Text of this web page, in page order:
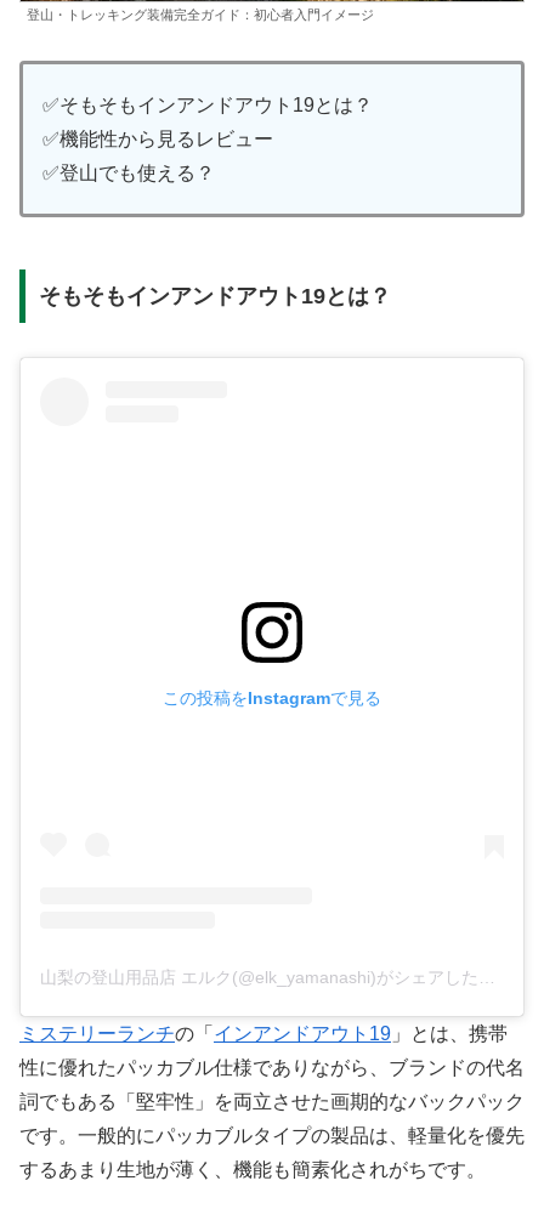
登山・トレッキング装備完全ガイド：初心者入門イメージ
✅そもそもインアンドアウト19とは？
✅機能性から見るレビュー
✅登山でも使える？
そもそもインアンドアウト19とは？
この投稿をInstagramで見る
ミステリーランチの「 インアンドアウト19 」とは、携帯
性に優れたパッカブル仕様でありながら、ブランドの代名
詞でもある「堅牢性」を両立させた画期的なバックパック
です。一般的にパッカブルタイプの製品は、軽量化を優先
するあまり生地が薄く、機能も簡素化されがちです。